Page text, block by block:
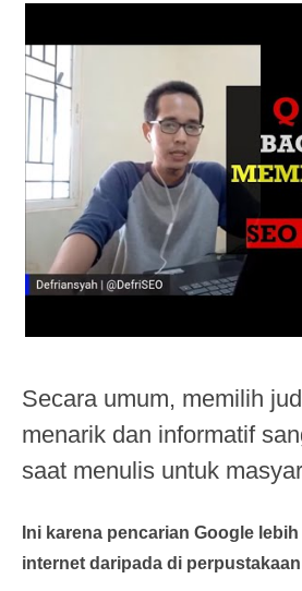
Secara umum, memilih
menarik dan informatif
saat menulis untuk
Ini karena pencarian Google
internet daripada di